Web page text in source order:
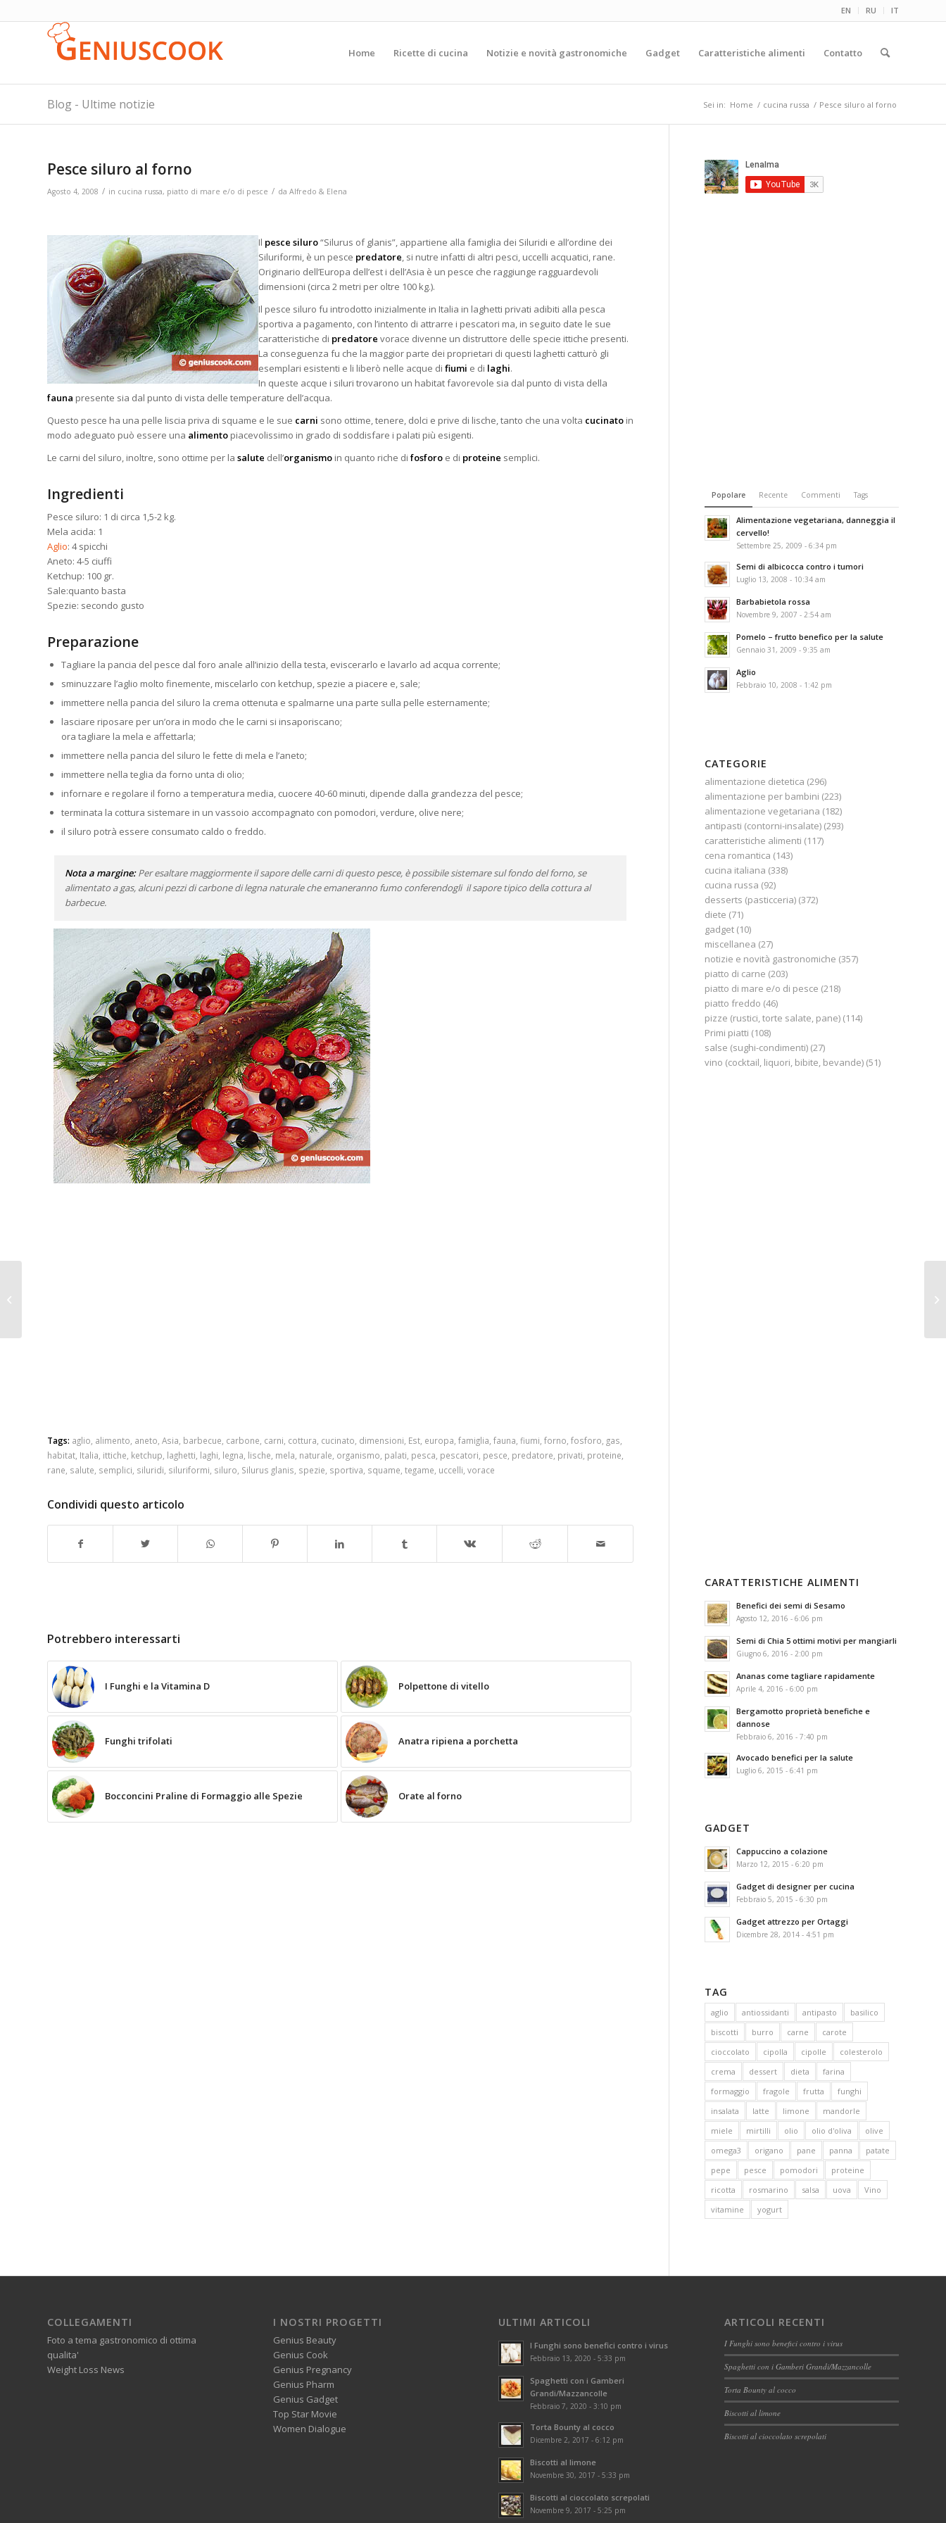
EN RU IT
Home Ricette di cucina Notizie e novità gastronomiche Gadget Caratteristiche alimenti Contatto
Blog - Ultime notizie Sei in: Home / cucina russa / Pesce siluro al forno
Pesce siluro al forno
Agosto 4, 2008 / in cucina russa, piatto di mare e/o di pesce / da Alfredo & Elena
Il pesce siluro“Silurus of glanis”, appartiene alla famiglia dei Siluridi e all’ordine dei
Siluriformi, è un pesce predatore, si nutre infatti di altri pesci, uccelli acquatici, rane.
Originario dell’Europa dell’est i dell’Asia è un pesce che raggiunge ragguardevoli
dimensioni (circa 2 metri per oltre 100 kg.).
Il pesce siluro fu introdotto inizialmente in Italia in laghetti privati adibiti alla pesca
sportiva a pagamento, con l’intento di attrarre i pescatori ma, in seguito date le sue
caratteristiche di predatore vorace divenne un distruttore delle specie ittiche presenti.
La conseguenza fu che la maggior parte dei proprietari di questi laghetti catturò gli
esemplari esistenti e li liberò nelle acque di fiumi e di laghi.
In queste acque i siluri trovarono un habitat favorevole sia dal punto di vista della
fauna presente sia dal punto di vista delle temperature dell’acqua.
Questo pesce ha una pelle liscia priva di squame e le sue carni sono ottime, tenere, dolci e prive di lische, tanto che una volta cucinato in
modo adeguato può essere una alimento piacevolissimo in grado di soddisfare i palati più esigenti.
Le carni del siluro, inoltre, sono ottime per la salute dell’organismo in quanto riche di fosforo e di proteine semplici.
Ingredienti
Pesce siluro: 1 di circa 1,5-2 kg.
Mela acida: 1
Aglio: 4 spicchi
Aneto: 4-5 ciuffi
Ketchup: 100 gr.
Sale:quanto basta
Spezie: secondo gusto
Preparazione
Tagliare la pancia del pesce dal foro anale all’inizio della testa, eviscerarlo e lavarlo ad acqua corrente;
sminuzzare l’aglio molto finemente, miscelarlo con ketchup, spezie a piacere e, sale;
immettere nella pancia del siluro la crema ottenuta e spalmarne una parte sulla pelle esternamente;
lasciare riposare per un’ora in modo che le carni si insaporiscano;
ora tagliare la mela e affettarla;
immettere nella pancia del siluro le fette di mela e l’aneto;
immettere nella teglia da forno unta di olio;
infornare e regolare il forno a temperatura media, cuocere 40-60 minuti, dipende dalla grandezza del pesce;
terminata la cottura sistemare in un vassoio accompagnato con pomodori, verdure, olive nere;
il siluro potrà essere consumato caldo o freddo.
Nota a margine:Per esaltare maggiormente il sapore delle carni di questo pesce, è possibile sistemare sul fondo del forno, se
alimentato a gas, alcuni pezzi di carbone di legna naturale che emaneranno fumo conferendogli il sapore tipico della cottura al
barbecue.
Tags: aglio, alimento, aneto, Asia, barbecue, carbone, carni, cottura, cucinato, dimensioni, Est, europa, famiglia, fauna, fiumi, forno, fosforo, gas,
habitat, Italia, ittiche, ketchup, laghetti, laghi, legna, lische, mela, naturale, organismo, palati, pesca, pescatori, pesce, predatore, privati, proteine,
rane, salute, semplici, siluridi, siluriformi, siluro, Silurus glanis, spezie, sportiva, squame, tegame, uccelli, vorace
Condividi questo articolo
Potrebbero interessarti
I Funghi e la Vitamina D Polpettone di vitello
Funghi trifolati Anatra ripiena a porchetta
Bocconcini Praline di Formaggio alle Spezie Orate al forno
Popolare Recente Commenti Tags
Alimentazione vegetariana, danneggia il
cervello!
Settembre 25, 2009 - 6:34 pm
Semi di albicocca contro i tumori
Luglio 13, 2008 - 10:34 am
Barbabietola rossa
Novembre 9, 2007 - 2:54 am
Pomelo – frutto benefico per la salute
Gennaio 31, 2009 - 9:35 am
Aglio
Febbraio 10, 2008 - 1:42 pm
CATEGORIE
alimentazione dietetica (296)
alimentazione per bambini (223)
alimentazione vegetariana (182)
antipasti (contorni-insalate) (293)
caratteristiche alimenti (117)
cena romantica (143)
cucina italiana (338)
cucina russa (92)
desserts (pasticceria) (372)
diete (71)
gadget (10)
miscellanea (27)
notizie e novità gastronomiche (357)
piatto di carne (203)
piatto di mare e/o di pesce (218)
piatto freddo (46)
pizze (rustici, torte salate, pane) (114)
Primi piatti (108)
salse (sughi-condimenti) (27)
vino (cocktail, liquori, bibite, bevande) (51)
CARATTERISTICHE ALIMENTI
Benefici dei semi di Sesamo
Agosto 12, 2016 - 6:06 pm
Semi di Chia 5 ottimi motivi per mangiarli
Giugno 6, 2016 - 2:00 pm
Ananas come tagliare rapidamente
Aprile 4, 2016 - 6:00 pm
Bergamotto proprietà benefiche e
dannose
Febbraio 6, 2016 - 7:40 pm
Avocado benefici per la salute
Luglio 6, 2015 - 6:41 pm
GADGET
Cappuccino a colazione
Marzo 12, 2015 - 6:20 pm
Gadget di designer per cucina
Febbraio 5, 2015 - 6:30 pm
Gadget attrezzo per Ortaggi
Dicembre 28, 2014 - 4:51 pm
TAG
aglio antiossidanti antipasto
basilico
biscotti
burro carne
carote
cioccolato
cipolla cipolle
colesterolo
crema
dessert dieta
farina
formaggio
fragole frutta
funghi
insalata
latte limone
mandorle
miele
mirtilli olio olio d'oliva
olive
omega3
origano pane panna
patate
pepe
pesce pomodori
proteine
ricotta
rosmarino salsa uova
Vino
vitamine
yogurt
COLLEGAMENTI
Foto a tema gastronomico di ottima
qualita'
Weight Loss News
I NOSTRI PROGETTI
Genius Beauty
Genius Cook
Genius Pregnancy
Genius Pharm
Genius Gadget
Top Star Movie
Women Dialogue
ULTIMI ARTICOLI
I Funghi sono benefici contro i virus
Febbraio 13, 2020 - 5:33 pm
Spaghetti con i Gamberi
Grandi/Mazzancolle
Febbraio 7, 2020 - 3:10 pm
Torta Bounty al cocco
Dicembre 2, 2017 - 6:12 pm
Biscotti al limone
Novembre 30, 2017 - 5:33 pm
Biscotti al cioccolato screpolati
Novembre 9, 2017 - 5:25 pm
ARTICOLI RECENTI
I Funghi sono benefici contro i virus
Spaghetti con i Gamberi Grandi/Mazzancolle
Torta Bounty al cocco
Biscotti al limone
Biscotti al cioccolato screpolati